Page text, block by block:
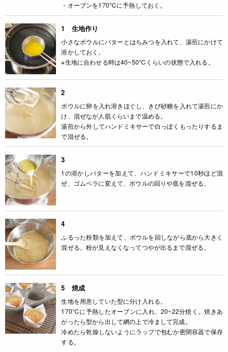
・オーブンを170℃に予熱しておく。
1 生地作り
小さなボウルにバターとはちみつを入れて、湯煎にかけて
溶かしておく。
※生地に合わせる時は40~50℃くらいの状態で入れる。
2
ボウルに卵を入れ溶きほぐし、きび砂糖を入れて湯煎にか
け、混ぜなが人肌くらいまで温める。
湯煎から外してハンドミキサーで白っぽくもったりするま
で混ぜる。
3
1の溶かしバターを加えて、ハンドミキサーで10秒ほど混
ぜ、ゴムベラに変えて、ボウルの回りや底を混ぜる。
4
ふるった粉類を加えて、ボウルを回しながら底から大きく
混ぜる。粉が見えなくなってつやが出るまで混ぜる。
5 焼成
生地を用意していた型に分け入れる。
170℃に予熱したオーブンに入れ、20~22分焼く。焼きあ
がったら型から出して網の上で冷まして完成。
冷めたら乾燥しないようにラップで包むか密閉容器で保存
する。